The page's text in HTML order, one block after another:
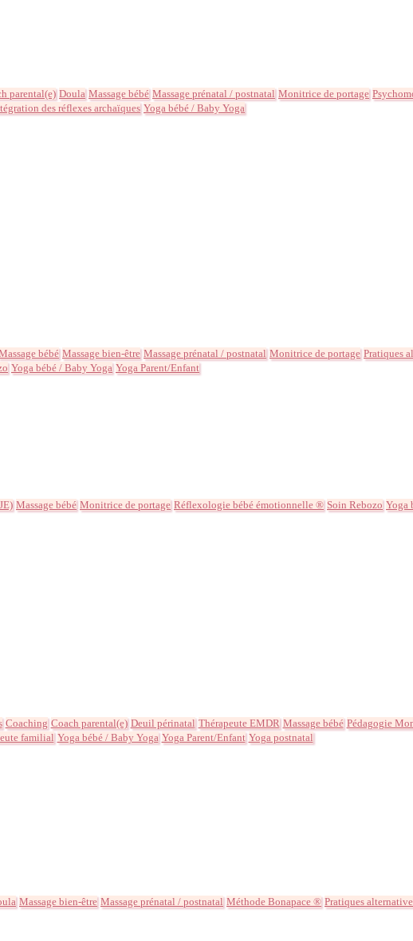
parental(e) Doula Massage bébé Massage prénatal / postnatal Monitrice de portage
des réflexes archaïques Yoga bébé / Baby Yoga
bébé Massage bien-être Massage prénatal / postnatal Monitrice de portage Pratiques
Yoga bébé / Baby Yoga Yoga Parent/Enfant
Massage bébé Monitrice de portage Réflexologie bébé émotionnelle ® Soin Rebozo Yoga
Coaching Coach parental(e) Deuil périnatal Thérapeute EMDR Massage bébé Pédagogie
familial Yoga bébé / Baby Yoga Yoga Parent/Enfant Yoga postnatal
Massage bien-être Massage prénatal / postnatal Méthode Bonapace ® Pratiques